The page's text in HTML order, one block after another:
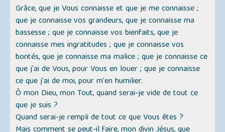
Grâce, que je Vous connaisse et que je me connaisse ;
que je connaisse vos grandeurs, que je connaisse ma
bassesse ; que je connaisse vos bienfaits, que je
connaisse mes ingratitudes ; que je connaisse vos
bontés, que je connaisse ma malice ; que je connaisse ce
que j'ai de Vous, pour Vous en louer ; que je connaisse
ce que j'ai de moi, pour m'en humilier.
Ô mon Dieu, mon Tout, quand serai-je vide de tout ce
que je suis ?
Quand serai-je rempli de tout ce que Vous êtes ?